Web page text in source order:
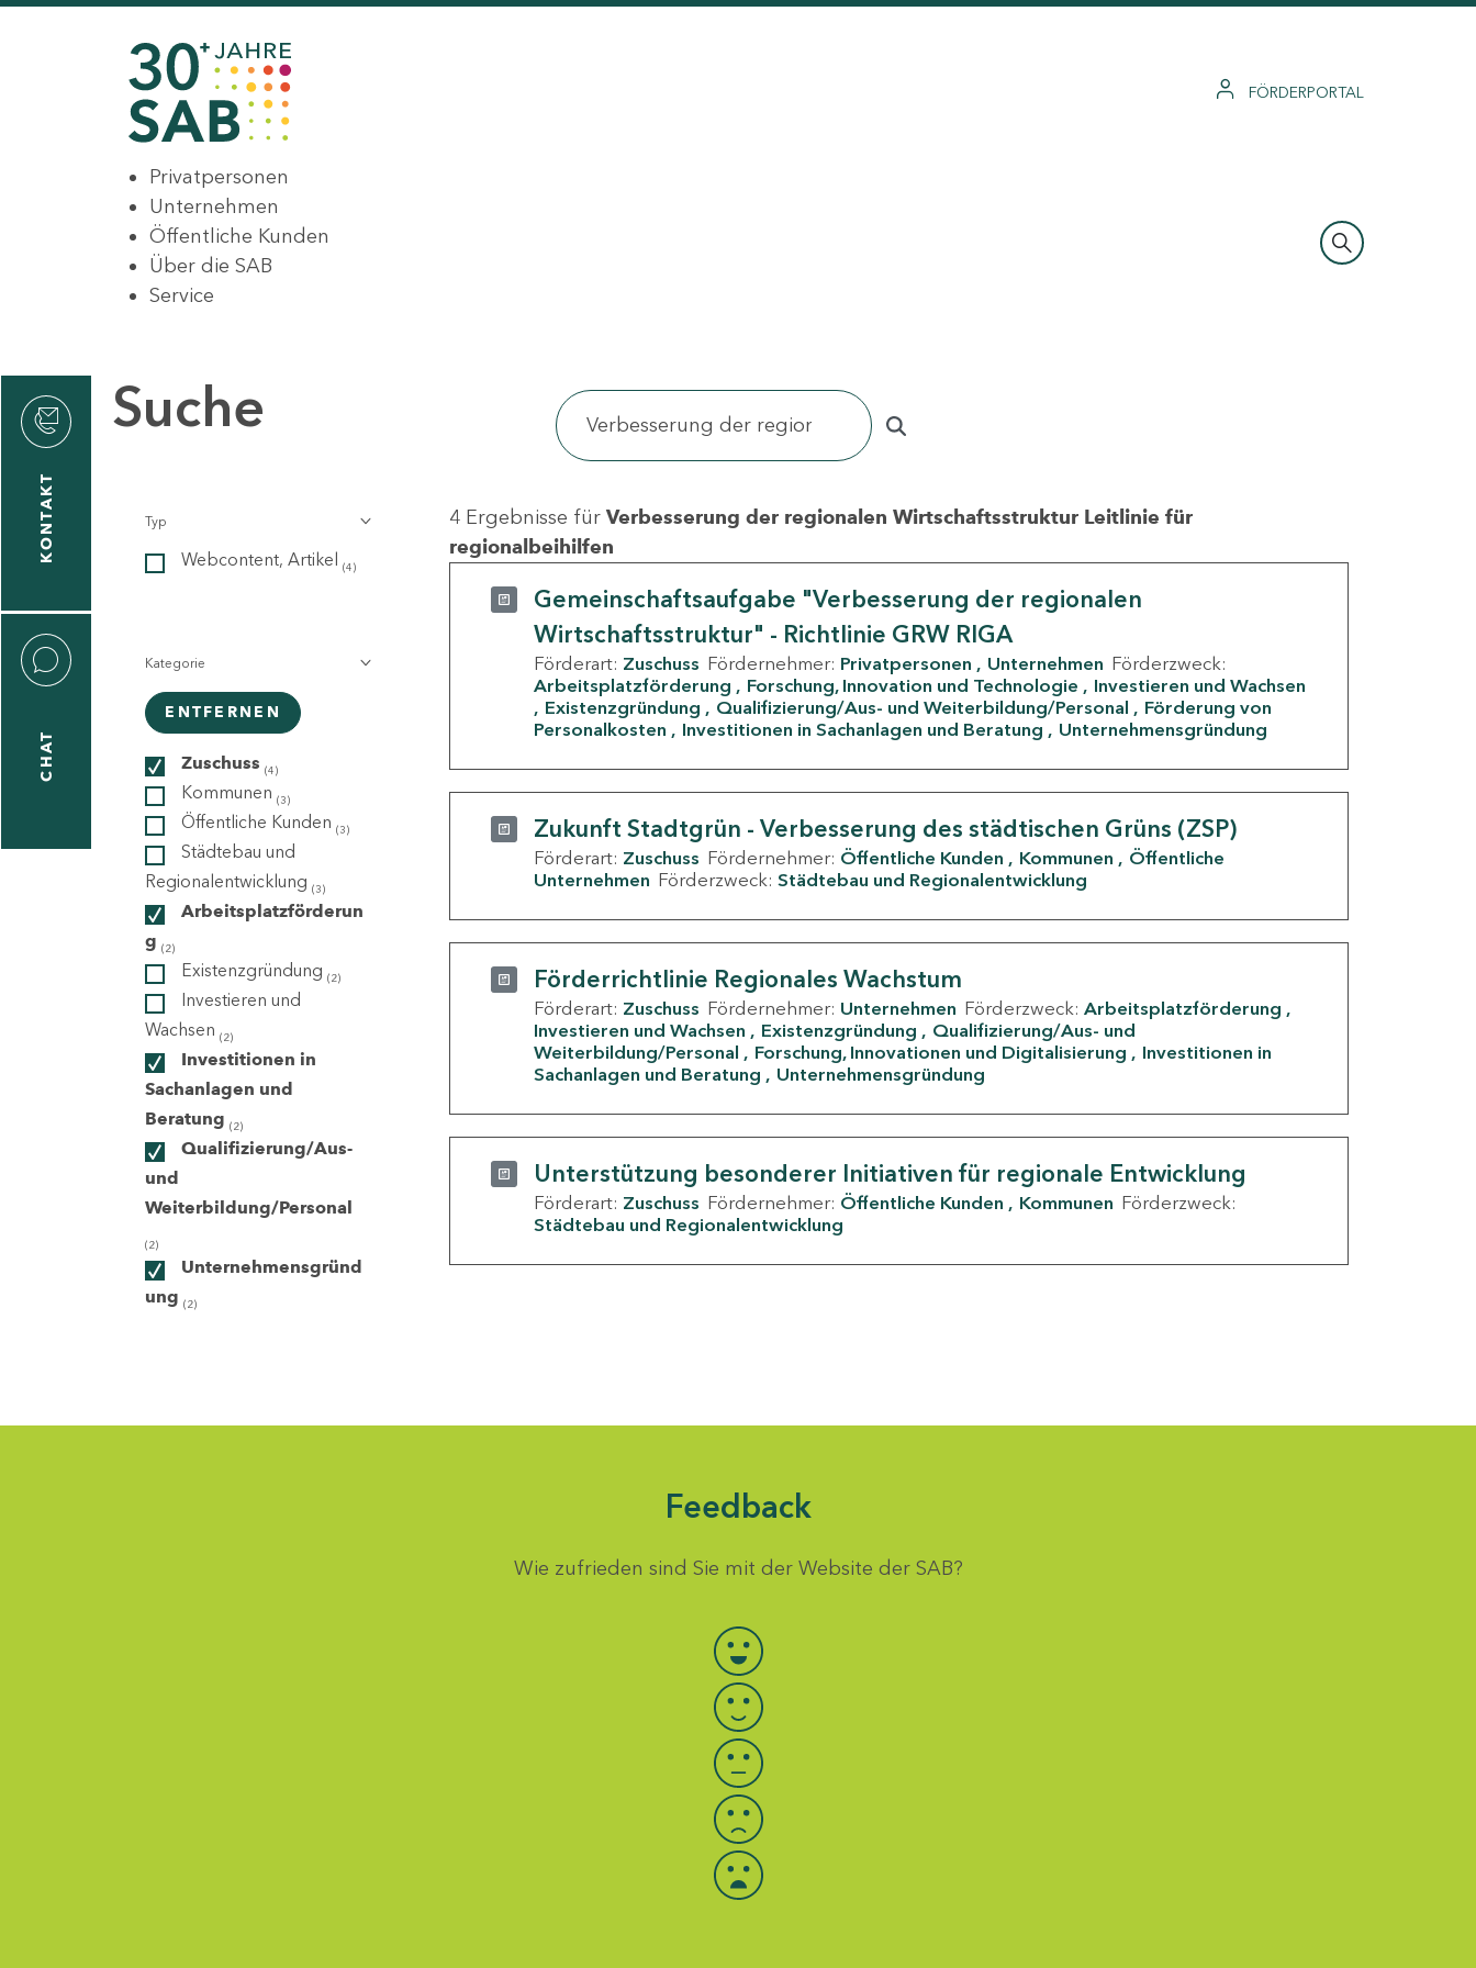
FÖRDERPORTAL
Privatpersonen
Unternehmen
Öffentliche Kunden
Über die SAB
Service
KONTAKT
CHAT
Suche
Typ
Webcontent, Artikel (4)
Kategorie
ENTFERNEN
Zuschuss (4)
Kommunen (3)
Öffentliche Kunden (3)
Städtebau und
Regionalentwicklung (3)
Arbeitsplatzförderun
g (2)
Existenzgründung (2)
Investieren und
Wachsen (2)
Investitionen in
Sachanlagen und
Beratung (2)
Qualifizierung/Aus-
und
Weiterbildung/Personal
(2)
Unternehmensgründ
ung (2)
4 Ergebnisse für Verbesserung der regionalen Wirtschaftsstruktur Leitlinie für
regionalbeihilfen
Gemeinschaftsaufgabe "Verbesserung der regionalen
Wirtschaftsstruktur" - Richtlinie GRW RIGA
Förderart: Zuschuss Fördernehmer: Privatpersonen Unternehmen Förderzweck:
Arbeitsplatzförderung
Forschung, Innovation und Technologie
Investieren und Wachsen
Existenzgründung
Qualifizierung/Aus- und Weiterbildung/Personal
Förderung von
Personalkosten
Investitionen in Sachanlagen und Beratung Unternehmensgründung
Zukunft Stadtgrün - Verbesserung des städtischen Grüns (ZSP)
Förderart: Zuschuss Fördernehmer: Öffentliche Kunden Kommunen
Öffentliche
Unternehmen Förderzweck: Städtebau und Regionalentwicklung
Förderrichtlinie Regionales Wachstum
Förderart: Zuschuss Fördernehmer: Unternehmen Förderzweck: Arbeitsplatzförderung
Investieren und Wachsen
Existenzgründung
Qualifizierung/Aus- und
Weiterbildung/Personal
Forschung, Innovationen und Digitalisierung
Investitionen in
Sachanlagen und Beratung
Unternehmensgründung
Unterstützung besonderer Initiativen für regionale Entwicklung
Förderart: Zuschuss Fördernehmer: Öffentliche Kunden Kommunen Förderzweck:
Städtebau und Regionalentwicklung
Feedback
Wie zufrieden sind Sie mit der Website der SAB?
Bewertung auswählen